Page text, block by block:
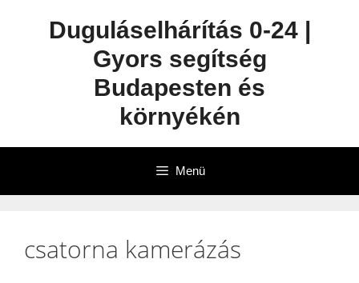
Duguláselhárítás 0-24 |
Gyors segítség
Budapesten és
környékén
Menü
csatorna kamerázás